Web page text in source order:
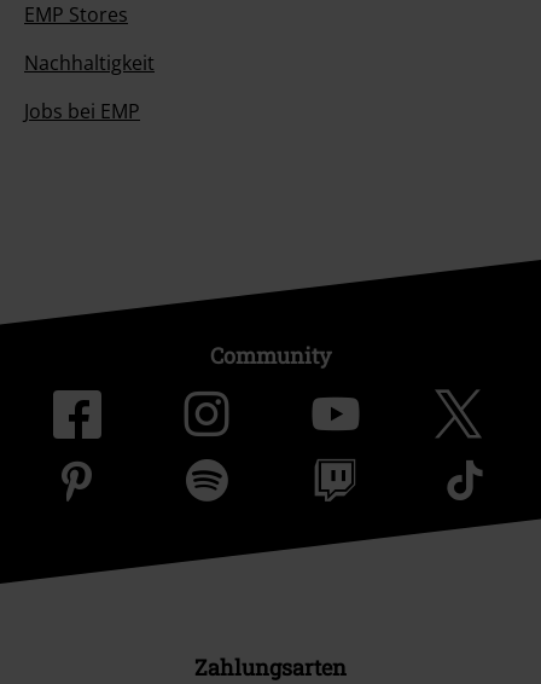
EMP Stores
Nachhaltigkeit
Jobs bei EMP
Community
Zahlungsarten